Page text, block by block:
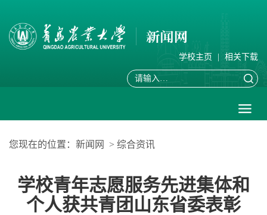
学校主页 相关下载
您现在的位置： 新闻网 > 综合资讯
学校青年志愿服务先进集体和
个人获共青团山东省委表彰